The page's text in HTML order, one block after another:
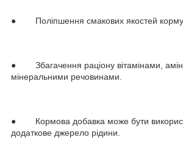
● Поліпшення смакових якостей корму
● Збагачення раціону вітамінами,
мінеральними речовинами.
● Кормова добавка може бути
додаткове джерело рідини.